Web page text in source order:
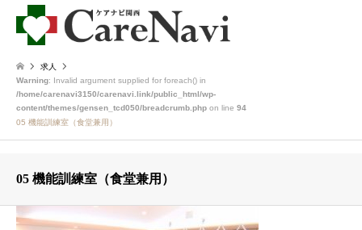
求人
Warning: Invalid argument supplied for foreach() in
/home/carenavi3150/carenavi.link/public_html/wp-
content/themes/gensen_tcd050/breadcrumb.php on line 94
05 機能訓練室（食堂兼用）
05 機能訓練室（食堂兼用）